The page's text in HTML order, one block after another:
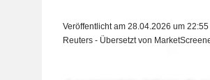
Veröffentlicht am 28.04.2026 um 22:55
Reuters - Übersetzt von